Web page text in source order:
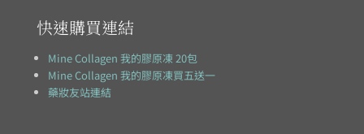
快速購買連結
Mine Collagen 我的膠原凍 20包
Mine Collagen 我的膠原凍買五送一
藥妝友站連結